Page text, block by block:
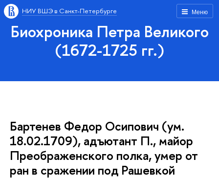
Меню
НИУ ВШЭ в Санкт-Петербурге
Биохроника Петра Великого
(1672-1725 гг.)
Бартенев Федор Осипович (ум.
18.02.1709), адъютант П., майор
Преображенского полка, умер от
ран в сражении под Рашевкой